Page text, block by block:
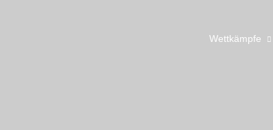
Wettkämpfe